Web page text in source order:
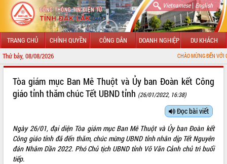
Vietnamese| English
TRANG CHỦ CHÍNH QUYỀN CÔNG DÂN DOANH NGHIỆP DU KHÁCH
Thứ bảy, 08/08/2026 CHÀO MỪNG ĐẾN VỚI CỔNG THÔNG
LÃNH ĐẠO UBND TỈNH
SỞ, BAN, NGÀNH
UBND CÁC XÃ, PHƯỜNG
Tòa giám mục Ban Mê Thuột và Ủy ban Đoàn kết Công
giáo tỉnh thăm chúc Tết UBND tỉnh (26/01/2022, 16:38)
Đọc bài viết
Ngày 26/01, đại diện Tòa giám mục Ban Mê Thuột và Ủy ban Đoàn kết
Công giáo tỉnh đã đến thăm, chúc mừng UBND tỉnh nhân dịp Tết Nguyên
đán Nhâm Dần 2022. Phó Chủ tịch UBND tỉnh Võ Văn Cảnh chủ trì buổi
tiếp.